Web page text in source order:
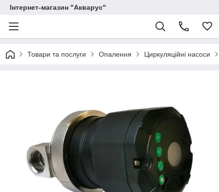
Інтернет-магазин "Акварус"
Товари та послуги Опалення Циркуляційні насоси